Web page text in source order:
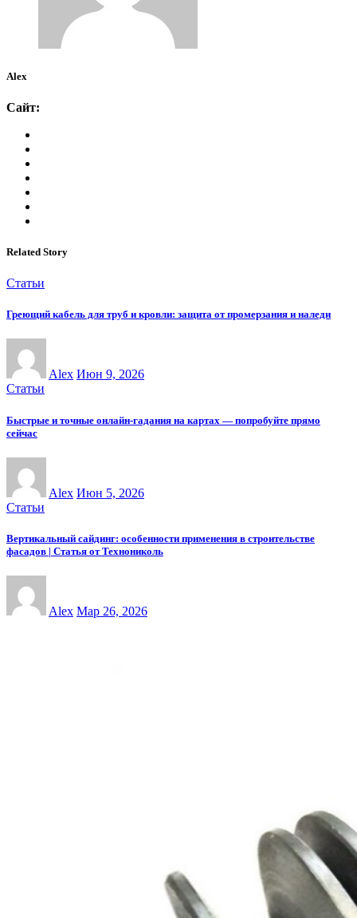
Alex
Сайт:
Related Story
Статьи
Греющий кабель для труб и кровли: защита от промерзания и наледи
Alex Июн 9, 2026
Статьи
Быстрые и точные онлайн-гадания на картах — попробуйте прямо
сейчас
Alex Июн 5, 2026
Статьи
Вертикальный сайдинг: особенности применения в строительстве
фасадов | Статья от Технониколь
Alex Мар 26, 2026